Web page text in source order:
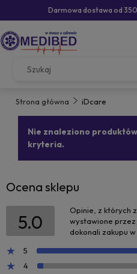
Darmowa dostawa od 350
Strona główna iDcare
Nie znaleziono
kryteria.
Ocena sklepu
5.0
Opinie, z których
wystawione
dokonali zakupu w
5
4